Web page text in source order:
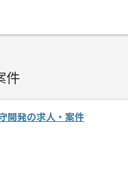
する音声AIを活用した飲食
ルリモートでの作業を見込
件
開発の求人・案件